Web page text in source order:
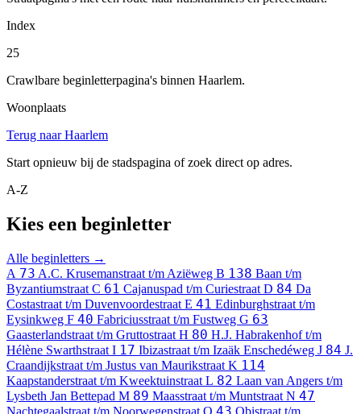
Index
25
Crawlbare beginletterpagina's binnen Haarlem.
Woonplaats
Terug naar Haarlem
Start opnieuw bij de stadspagina of zoek direct op adres.
A-Z
Kies een beginletter
Alle beginletters →
A 73 A.C. Krusemanstraat t/m Aziëweg B 138 Baan t/m
Byzantiumstraat C 61 Cajanuspad t/m Curiestraat D 84 Da
Costastraat t/m Duvenvoordestraat E 41 Edinburghstraat t/m
Eysinkweg F 40 Fabriciusstraat t/m Fustweg G 63
Gaasterlandstraat t/m Gruttostraat H 80 H.J. Habrakenhof t/m
Hélène Swarthstraat I 17 Ibizastraat t/m Izaäk Enschedéweg J 84 J.
Craandijkstraat t/m Justus van Maurikstraat K 114
Kaapstanderstraat t/m Kweektuinstraat L 82 Laan van Angers t/m
Lysbeth Jan Bettepad M 89 Maasstraat t/m Muntstraat N 47
Nachtegaalstraat t/m Noorwegenstraat O 43 Obistraat t/m